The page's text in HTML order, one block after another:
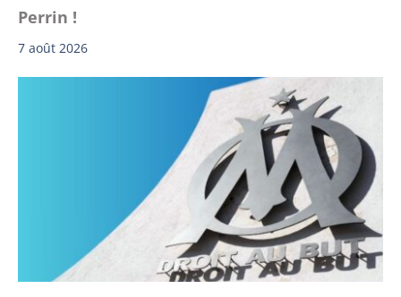
Perrin !
7 août 2026